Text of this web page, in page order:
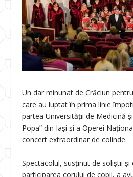
Un dar minunat de Crăciun
care au luptat în prima linie
partea Universității de Medicină
Popa” din Iași și a Operei
concert extraordinar de colinde.
Spectacolul, susținut de soliștii și
participarea corului de copii, a